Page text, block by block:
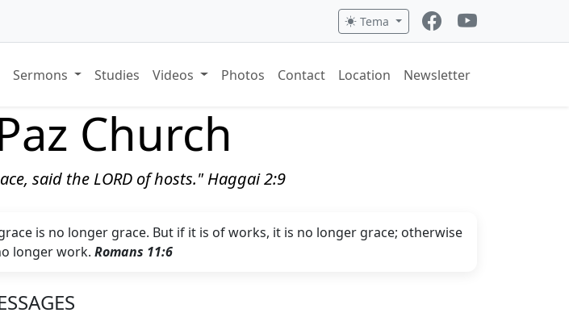
Tema
Sermons Studies Videos Photos Contact Location Newsletter
Church
said the LORD of hosts." Haggai 2:9
is no longer grace. But if it is of works, it is no longer grace; otherwise
longer work. Romans 11:6